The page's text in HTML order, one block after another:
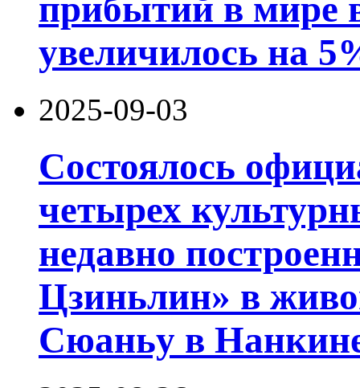
прибытий в мире
увеличилось на
2025-09-03
Состоялось
четырех
недавно
Цзиньлин» в
Сюаньу в